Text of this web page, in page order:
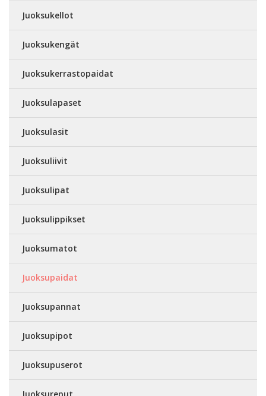
Juoksukellot
Juoksukengät
Juoksukerrastopaidat
Juoksulapaset
Juoksulasit
Juoksuliivit
Juoksulipat
Juoksulippikset
Juoksumatot
Juoksupaidat
Juoksupannat
Juoksupipot
Juoksupuserot
Juoksureput